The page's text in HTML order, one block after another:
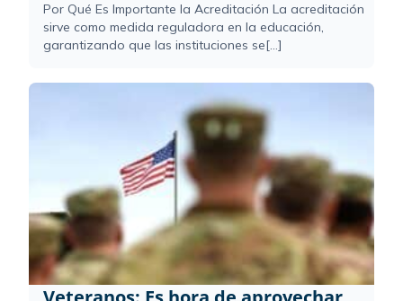
Por Qué Es Importante la Acreditación La acreditación
sirve como medida reguladora en la educación,
garantizando que las instituciones se[...]